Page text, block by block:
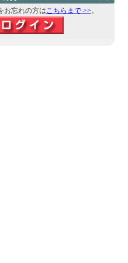
お忘れの方はこちらまで >>。